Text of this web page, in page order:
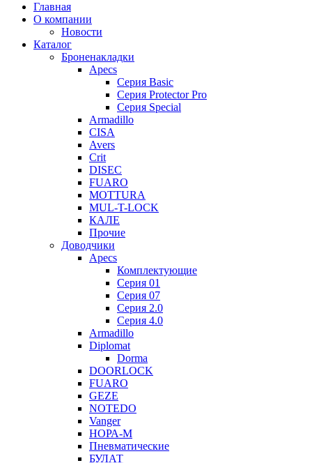
Главная
О компании
Новости
Каталог
Броненакладки
Apecs
Серия Basic
Серия Protector Pro
Серия Special
Armadillo
CISA
Avers
Crit
DISEC
FUARO
MOTTURA
MUL-T-LOCK
КАЛЕ
Прочие
Доводчики
Apecs
Комплектующие
Серия 01
Серия 07
Серия 2.0
Серия 4.0
Armadillo
Diplomat
Dorma
DOORLOCK
FUARO
GEZE
NOTEDO
Vanger
НОРА-М
Пневматические
БУЛАТ